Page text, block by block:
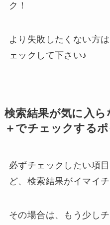
ク！
より失敗したくない方
ェックして下さい♪
検索結果が気に入
＋でチェックするポ
必ずチェックしたい項
ど、検索結果がイマイ
その場合は、もう少し